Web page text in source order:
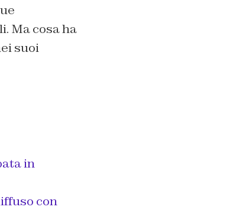
Ma cosa ha
suoi
in
con